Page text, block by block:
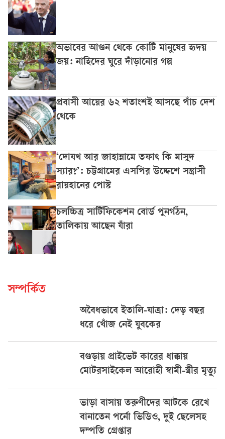
অভাবের আগুন থেকে কোটি মানুষের হৃদয়
জয়: নাহিদের ঘুরে দাঁড়ানোর গল্প
প্রবাসী আয়ের ৬২ শতাংশই আসছে পাঁচ দেশ
থেকে
‘দোযখ আর জাহান্নামে তফাৎ কি মাসুদ
স্যার?’: চট্টগ্রামের এসপির উদ্দেশে সন্ত্রাসী
রায়হানের পোস্ট
চলচ্চিত্র সার্টিফিকেশন বোর্ড পুনর্গঠন,
তালিকায় আছেন যাঁরা
সম্পর্কিত
অবৈধভাবে ইতালি-যাত্রা: দেড় বছর
ধরে খোঁজ নেই যুবকের
বগুড়ায় প্রাইভেট কারের ধাক্কায়
মোটরসাইকেল আরোহী স্বামী-স্ত্রীর মৃত্যু
ভাড়া বাসায় তরুণীদের আটকে রেখে
বানাতেন পর্নো ভিডিও, দুই ছেলেসহ
দম্পতি গ্রেপ্তার